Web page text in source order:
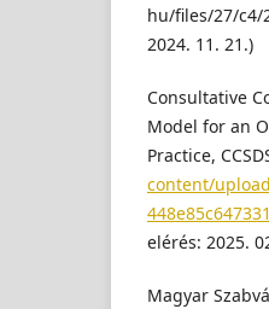
hu/files/27/c4/
2024. 11. 21.)
Consultative
Model for an
Practice,
content/
elérés: 2025.
Magyar